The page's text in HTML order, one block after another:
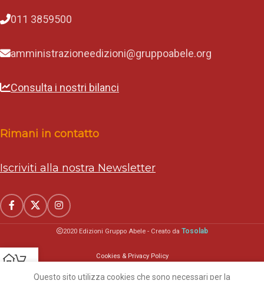
011 3859500
amministrazioneedizioni@gruppoabele.org
Consulta i nostri bilanci
Rimani in contatto
Iscriviti alla nostra Newsletter
2020 Edizioni Gruppo Abele - Creato da Tosolab
Cookies & Privacy Policy
Questo sito utilizza cookies che sono necessari per la